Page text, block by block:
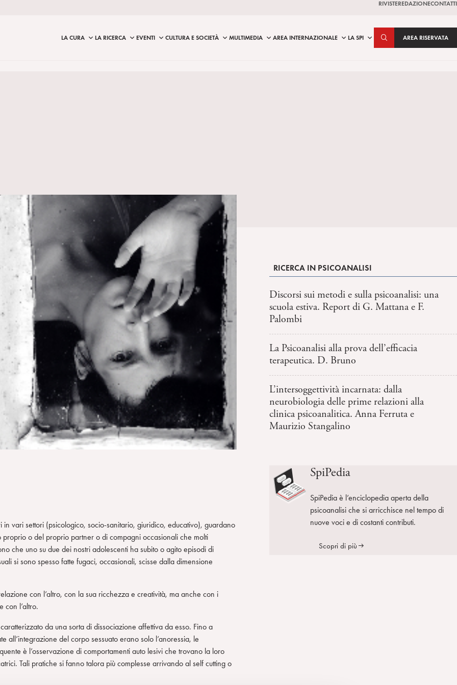
RIVISTEREDAZIONECONTATTI
LA CURA LA RICERCA EVENTI CULTURA E SOCIETÀ MULTIMEDIA AREA INTERNAZIONALE LA SPI AREA RISERVATA
vari settori (psicologico, socio-sanitario, giuridico, educativo), guardano
o del proprio partner o di compagni occasionali che molti
che uno su due dei nostri adolescenti ha subito o agito episodi di
si sono spesso fatte fugaci, occasionali, scisse dalla dimensione
con l’altro, con la sua ricchezza e creatività, ma anche con i
con l’altro.
da una sorta di dissociazione affettiva da esso. Fino a
del corpo sessuato erano solo l’anoressia, le
è l’osservazione di comportamenti auto lesivi che trovano la loro
Tali pratiche si fanno talora più complesse arrivando al self cutting o
RICERCA IN PSICOANALISI
Discorsi sui metodi e sulla psicoanalisi: una
scuola estiva. Report di G. Mattana e F.
Palombi
La Psicoanalisi alla prova dell’efficacia
terapeutica. D. Bruno
L’intersoggettività incarnata: dalla
neurobiologia delle prime relazioni alla
clinica psicoanalitica. Anna Ferruta e
Maurizio Stangalino
SpiPedia
SpiPedia è l’enciclopedia aperta della
psicoanalisi che si arricchisce nel tempo di
nuove voci e di costanti contributi.
Scopri di più